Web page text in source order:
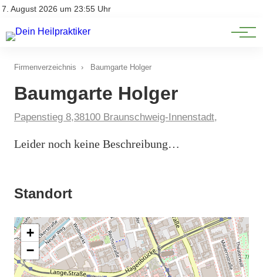
7. August 2026 um 23:55 Uhr
Impressum
Natürliche Medizin
Heilpflanzen & Kräuterkunde
Firmenverzeichnis › Baumgarte Holger
Baumgarte Holger
Papenstieg 8,38100 Braunschweig-Innenstadt,
Leider noch keine Beschreibung…
Standort
+
−